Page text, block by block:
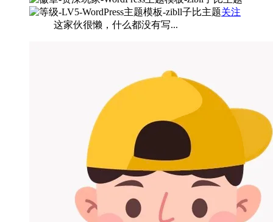
关注
这家伙很懒，什么都没有写...